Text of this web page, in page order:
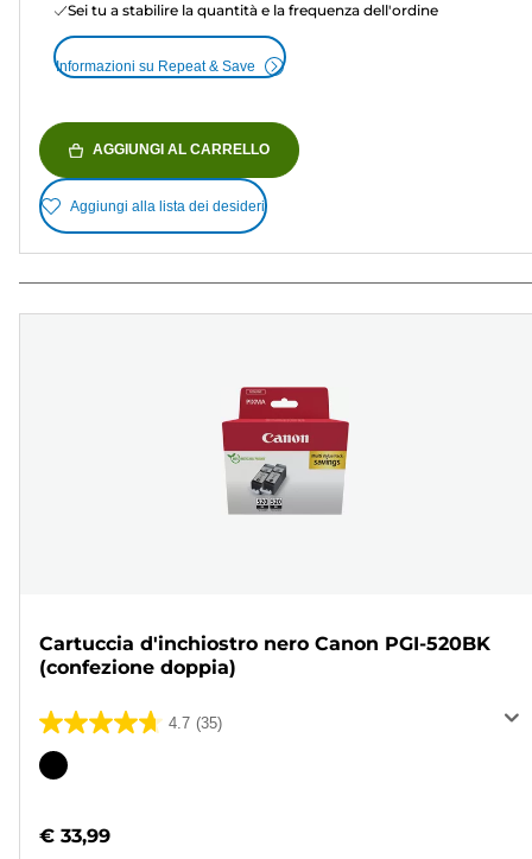
Sei tu a stabilire la quantità e la frequenza dell'ordine
Informazioni su Repeat & Save
AGGIUNGI AL CARRELLO
Aggiungi alla lista dei desideri
Cartuccia d'inchiostro nero Canon PGI-520BK
(confezione doppia)
4.7 (35)
4.7
su
35
Cartuccia
€ 33,99